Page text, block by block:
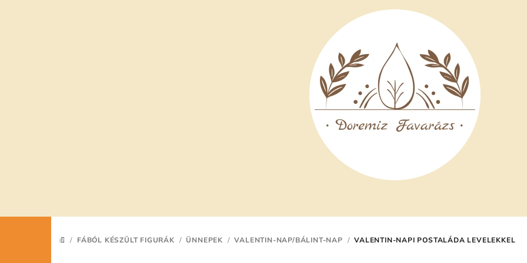
KEZDŐLAP
/ FÁBÓL KÉSZÜLT FIGURÁK / ÜNNEPEK / VALENTIN-NAP/BÁLINT-NAP / VALENTIN-NAPI POSTALÁDA LEVELEKKEL